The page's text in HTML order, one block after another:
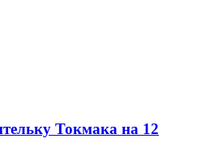
Токмака на 12